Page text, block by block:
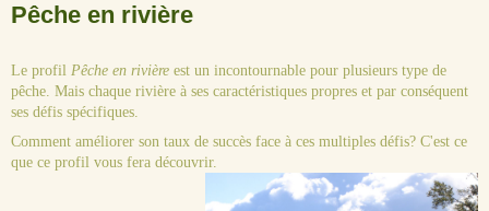
Pêche en rivière
Le profil Pêche en rivière est un incontournable pour plusieurs type de
pêche. Mais chaque rivière à ses caractéristiques propres et par conséquent
ses défis spécifiques.
Comment améliorer son taux de succès face à ces multiples défis? C'est ce
que ce profil vous fera découvrir.